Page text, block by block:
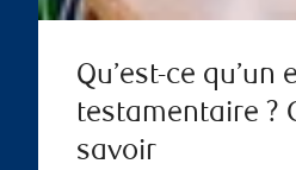
Qu’est-ce qu’un
testamentaire ?
savoir